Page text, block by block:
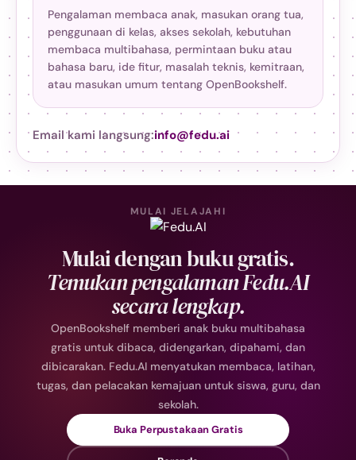
Pengalaman membaca anak, masukan orang tua,
penggunaan di kelas, akses sekolah, kebutuhan
membaca multibahasa, permintaan buku atau
bahasa baru, ide fitur, masalah teknis, kemitraan,
atau masukan umum tentang OpenBookshelf.
Email kami langsung:info@fedu.ai
MULAI JELAJAHI
Mulai dengan buku gratis.
Temukan pengalaman Fedu.AI
secara lengkap.
OpenBookshelf memberi anak buku multibahasa
gratis untuk dibaca, didengarkan, dipahami, dan
dibicarakan. Fedu.AI menyatukan membaca, latihan,
tugas, dan pelacakan kemajuan untuk siswa, guru, dan
sekolah.
Buka Perpustakaan Gratis